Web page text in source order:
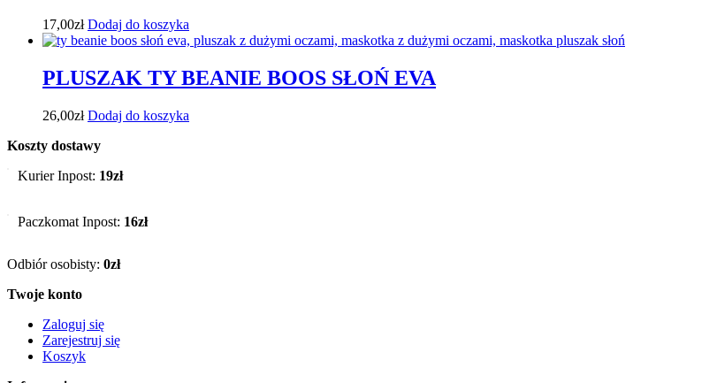
17,00zł Dodaj do koszyka
PLUSZAK TY BEANIE BOOS SŁOŃ EVA
26,00zł Dodaj do koszyka
Koszty dostawy
Kurier Inpost: 19zł
Paczkomat Inpost: 16zł
Odbiór osobisty: 0zł
Twoje konto
Zaloguj się
Zarejestruj się
Koszyk